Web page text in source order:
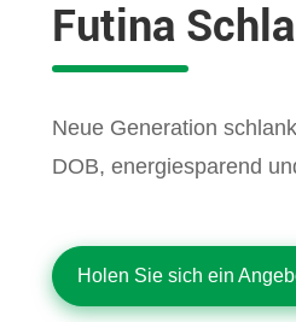
Futina
Neue Generation
DOB, energiesparend
Holen Sie sich ein